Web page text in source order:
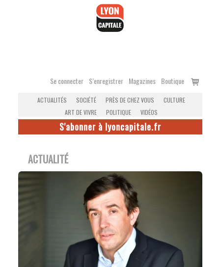
Se connecter S’enregistrer Magazines Boutique
Voir
ACTUALITÉS SOCIÉTÉ PRÈS DE CHEZ VOUS
CULTURE
ART DE VIVRE
POLITIQUE VIDÉOS
S'abonner à lyoncapitale.fr
ACTUALITÉ